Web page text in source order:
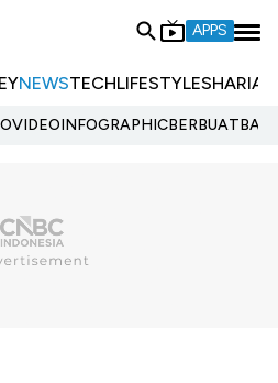
APPS
NEWSTECHLIFESTYLESHARIA
VIDEOINFOGRAPHIC